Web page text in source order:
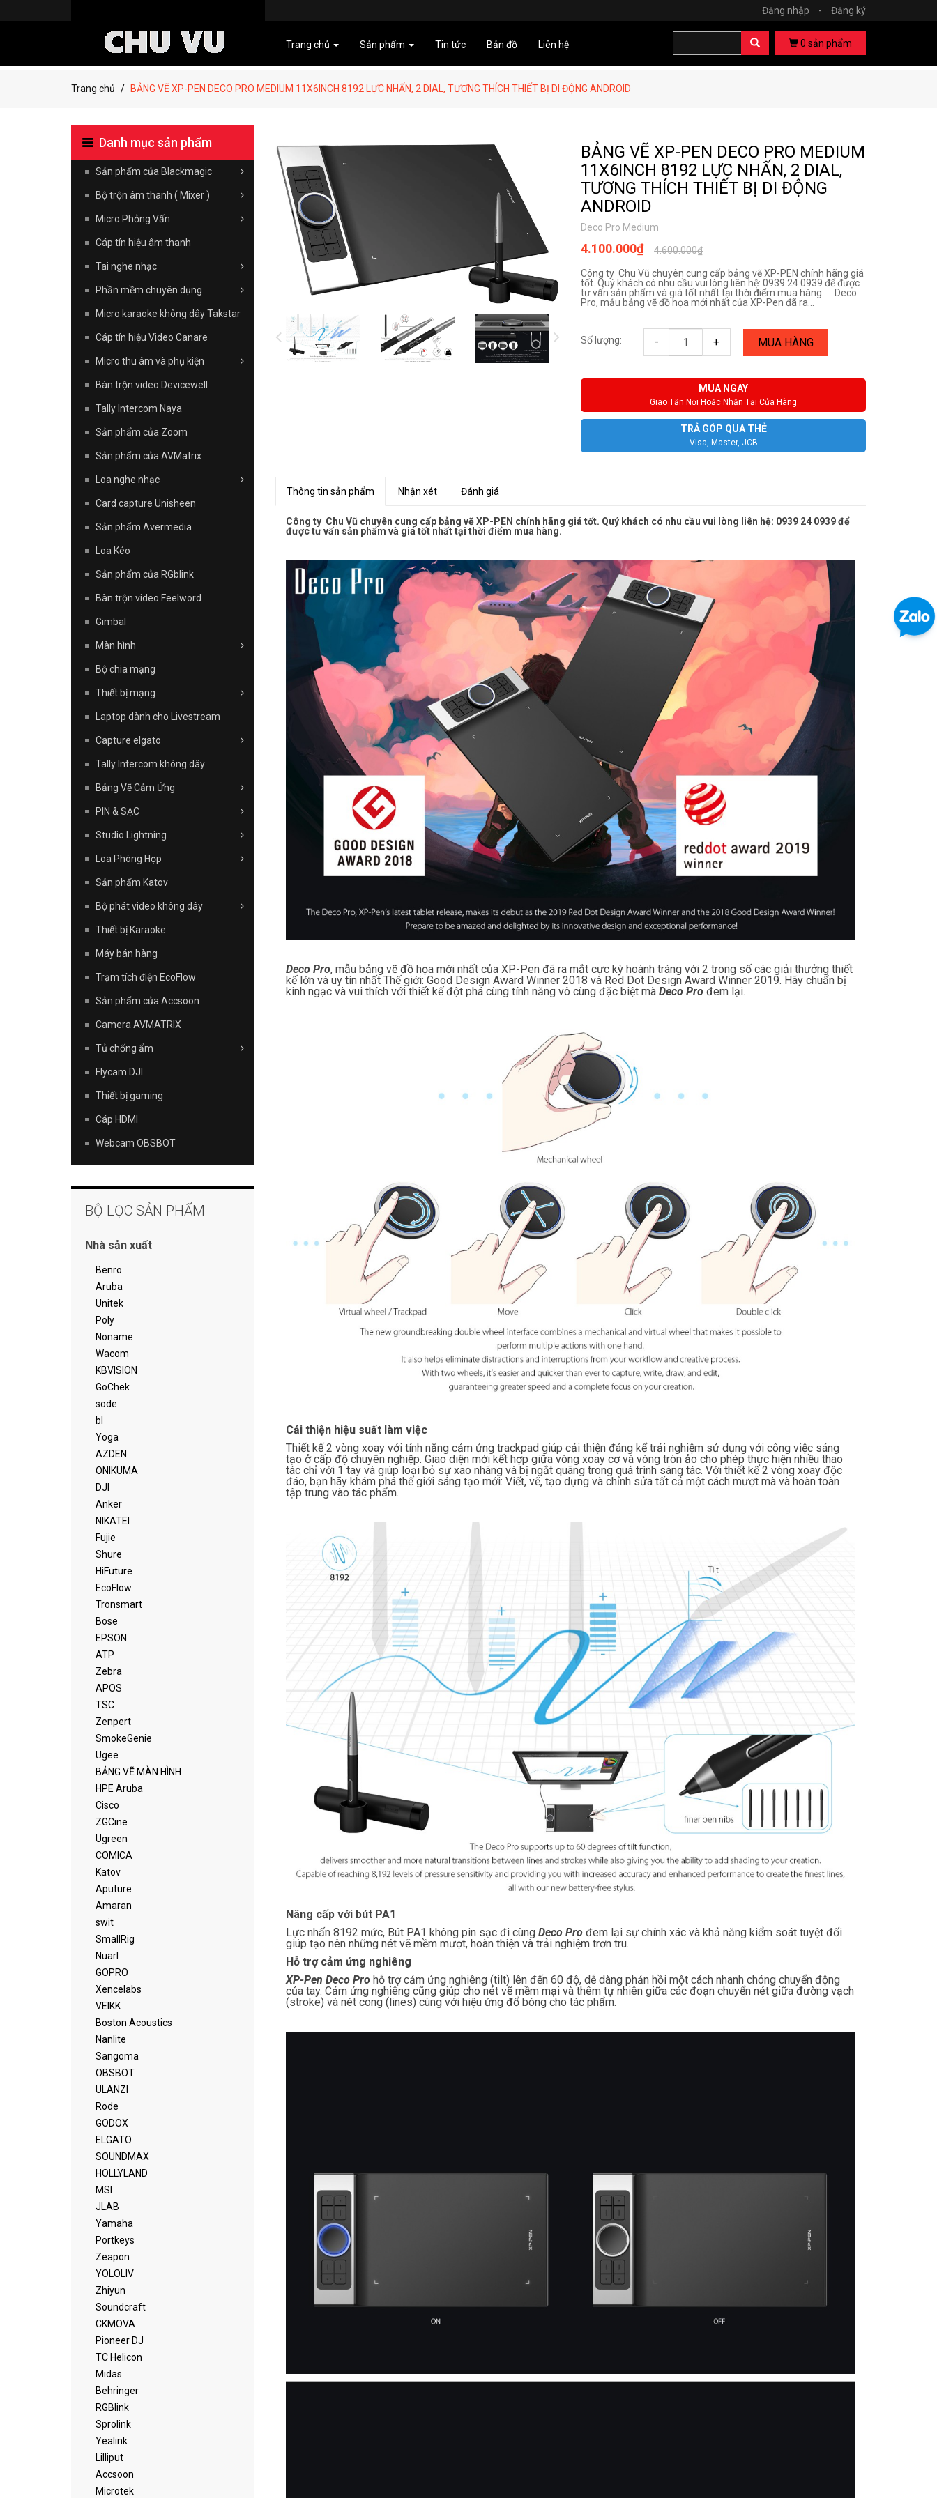
Đăng nhập - Đăng ký
Trang chủ Sản phẩm Tin tức Bản đồ Liên hệ 0 sản phẩm
Trang chủ BẢNG VẼ XP-PEN DECO PRO MEDIUM 11X6INCH 8192 LỰC NHẤN, 2 DIAL, TƯƠNG THÍCH THIẾT BỊ DI ĐỘNG ANDROID
BẢNG VẼ XP-PEN DECO PRO MEDIUM
11X6INCH 8192 LỰC NHẤN, 2 DIAL,
TƯƠNG THÍCH THIẾT BỊ DI ĐỘNG
ANDROID
Deco Pro Medium
4.600.000₫
4.100.000₫
Công ty Chu Vũ chuyên cung cấp bảng vẽ XP-PEN chính hãng giá
tốt. Quý khách có nhu cầu vui lòng liên hệ: 0939 24 0939 để được
tư vấn sản phẩm và giá tốt nhất tại thời điểm mua hàng. Deco
Pro, mẫu bảng vẽ đồ họa mới nhất của XP-Pen đã ra...
Số lượng: - + MUA HÀNG
MUA NGAY
Giao Tận Nơi Hoặc Nhận Tại Cửa Hàng
TRẢ GÓP QUA THẺ
Visa, Master, JCB
Thông tin sản phẩm Nhận xét Đánh giá
Công ty Chu Vũ chuyên cung cấp bảng vẽ XP-PEN chính hãng giá tốt. Quý khách có nhu cầu vui lòng liên hệ: 0939 24 0939 để
được tư vấn sản phẩm và giá tốt nhất tại thời điểm mua hàng.
Deco Pro, mẫu bảng vẽ đồ họa mới nhất của XP-Pen đã ra mắt cực kỳ hoành tráng với 2 trong số các giải thưởng thiết
kế lớn và uy tín nhất Thế giới: Good Design Award Winner 2018 và Red Dot Design Award Winner 2019. Hãy chuẩn bị
kinh ngạc và vui thích với thiết kế đột phá cùng tính năng vô cùng đặc biệt mà Deco Pro đem lại.
Cải thiện hiệu suất làm việc
Thiết kế 2 vòng xoay với tính năng cảm ứng trackpad giúp cải thiện đáng kể trải nghiệm sử dụng với công việc sáng
tạo ở cấp độ chuyên nghiệp. Giao diện mới kết hợp giữa vòng xoay cơ và vòng tròn ảo cho phép thực hiện nhiều thao
tác chỉ với 1 tay và giúp loại bỏ sự xao nhãng và bị ngắt quãng trong quá trình sáng tác. Với thiết kế 2 vòng xoay độc
đáo, bạn hãy khám phá thế giới sáng tạo mới: Viết, vẽ, tạo dựng và chỉnh sửa tất cả một cách mượt mà và hoàn toàn
tập trung vào tác phẩm.
Nâng cấp với bút PA1
Lực nhấn 8192 mức, Bút PA1 không pin sạc đi cùng Deco Prođem lại sự chính xác và khả năng kiểm soát tuyệt đối
giúp tạo nên những nét vẽ mềm mượt, hoàn thiện và trải nghiệm trơn tru.
Hỗ trợ cảm ứng nghiêng
XP-Pen Deco Prohỗ trợ cảm ứng nghiêng (tilt) lên đến 60 độ, dễ dàng phản hồi một cách nhanh chóng chuyển động
của tay. Cảm ứng nghiêng cũng giúp cho nét vẽ mềm mại và thêm tự nhiên giữa các đoạn chuyển nét giữa đường vạch
(stroke) và nét cong (lines) cùng với hiệu ứng đổ bóng cho tác phẩm.
Danh mục sản phẩm
Sản phẩm của Blackmagic
Bộ trộn âm thanh ( Mixer )
Micro Phỏng Vấn
Cáp tín hiệu âm thanh
Tai nghe nhạc
Phần mềm chuyên dụng
Micro karaoke không dây Takstar
Cáp tín hiệu Video Canare
Micro thu âm và phụ kiện
Bàn trộn video Devicewell
Tally Intercom Naya
Sản phẩm của Zoom
Sản phẩm của AVMatrix
Loa nghe nhạc
Card capture Unisheen
Sản phẩm Avermedia
Loa Kéo
Sản phẩm của RGblink
Bàn trộn video Feelword
Gimbal
Màn hình
Bộ chia mạng
Thiết bị mạng
Laptop dành cho Livestream
Capture elgato
Tally Intercom không dây
Bảng Vẽ Cảm Ứng
PIN & SẠC
Studio Lightning
Loa Phòng Họp
Sản phẩm Katov
Bộ phát video không dây
Thiết bị Karaoke
Máy bán hàng
Trạm tích điện EcoFlow
Sản phẩm của Accsoon
Camera AVMATRIX
Tủ chống ẩm
Flycam DJI
Thiết bị gaming
Cáp HDMI
Webcam OBSBOT
BỘ LỌC SẢN PHẨM
Nhà sản xuất
Benro
Aruba
Unitek
Poly
Noname
Wacom
KBVISION
GoChek
sode
bl
Yoga
AZDEN
ONIKUMA
DJI
Anker
NIKATEI
Fujie
Shure
HiFuture
EcoFlow
Tronsmart
Bose
EPSON
ATP
Zebra
APOS
TSC
Zenpert
SmokeGenie
Ugee
BẢNG VẼ MÀN HÌNH
HPE Aruba
Cisco
ZGCine
Ugreen
COMICA
Katov
Aputure
Amaran
swit
SmallRig
Nuarl
GOPRO
Xencelabs
VEIKK
Boston Acoustics
Nanlite
Sangoma
OBSBOT
ULANZI
Rode
GODOX
ELGATO
SOUNDMAX
HOLLYLAND
MSI
JLAB
Yamaha
Portkeys
Zeapon
YOLOLIV
Zhiyun
Soundcraft
CKMOVA
Pioneer DJ
TC Helicon
Midas
Behringer
RGBlink
Sprolink
Yealink
Lilliput
Accsoon
Microtek